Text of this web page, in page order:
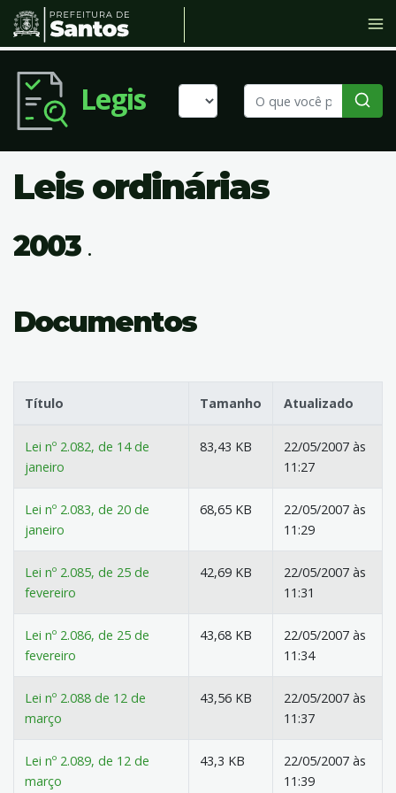
Legis
Leis ordinárias
2003 .
Documentos
Título Tamanho Atualizado
Lei nº 2.082, de 14 de
janeiro
83,43 KB
22/05/2007 às
11:27
Lei nº 2.083, de 20 de
janeiro
68,65 KB
22/05/2007 às
11:29
Lei nº 2.085, de 25 de
fevereiro
42,69 KB
22/05/2007 às
11:31
Lei nº 2.086, de 25 de
fevereiro
43,68 KB
22/05/2007 às
11:34
Lei nº 2.088 de 12 de
março
43,56 KB
22/05/2007 às
11:37
Lei nº 2.089, de 12 de
março
43,3 KB
22/05/2007 às
11:39